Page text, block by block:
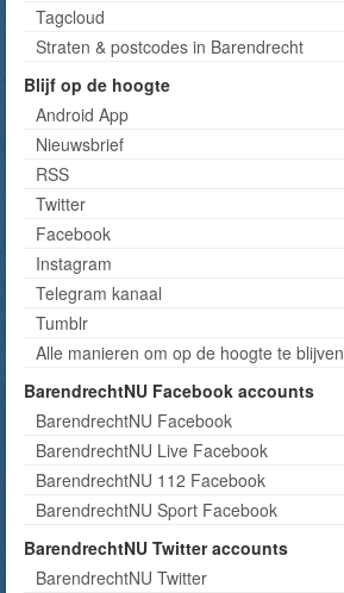
Tagcloud
Straten & postcodes in Barendrecht
Blijf op de hoogte
Android App
Nieuwsbrief
RSS
Twitter
Facebook
Instagram
Telegram kanaal
Tumblr
Alle manieren om op de hoogte te blijven
BarendrechtNU Facebook accounts
BarendrechtNU Facebook
BarendrechtNU Live Facebook
BarendrechtNU 112 Facebook
BarendrechtNU Sport Facebook
BarendrechtNU Twitter accounts
BarendrechtNU Twitter